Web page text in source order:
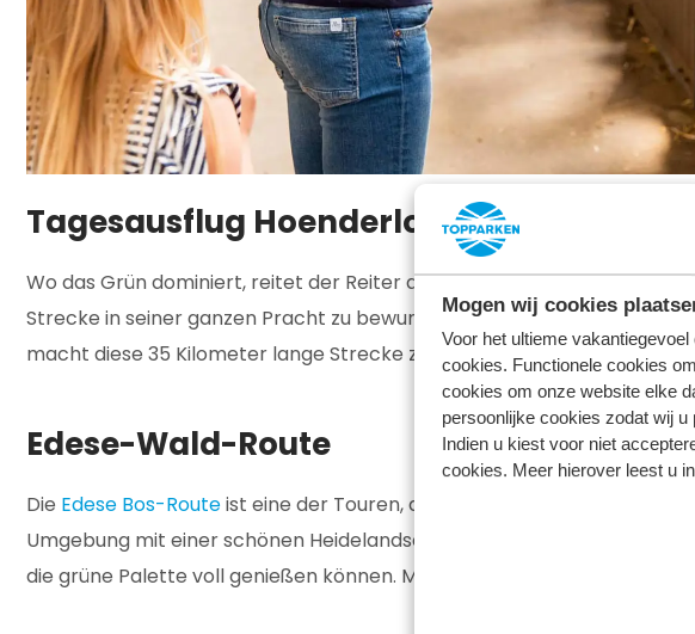
Mogen wij cookies
Voor het ultieme
cookies. Functionele cookies
cookies om onze website elke
persoonlijke cookies zodat wij u
Indien u kiest voor niet
cookies. Meer hierover leest u
Tagesausflug Hoenderlose Bos
Wo das Grün dominiert, reitet der Reiter am besten. Das macht den
Strecke in seiner ganzen Pracht zu bewundern, starten Sie nördlich
macht diese 35 Kilometer lange Strecke zu einer lustigen
Edese-Wald-Route
Die Edese Bos-Routeist eine der Touren, die auf der Liste der
Umgebung mit einer schönen Heidelandschaft. Nadel- und
die grüne Palette voll genießen können. Mit einer Dauer von 1,5